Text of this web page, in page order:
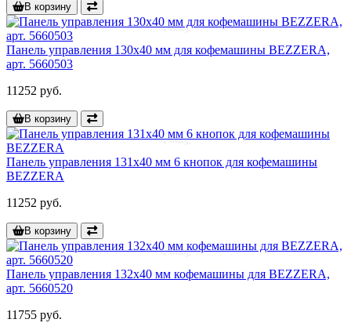
В корзину
Панель управления 130x40 мм для кофемашины BEZZERA,
арт. 5660503
11252 руб.
В корзину
Панель управления 131x40 мм 6 кнопок для кофемашины
BEZZERA
11252 руб.
В корзину
Панель управления 132x40 мм кофемашины для BEZZERA,
арт. 5660520
11755 руб.